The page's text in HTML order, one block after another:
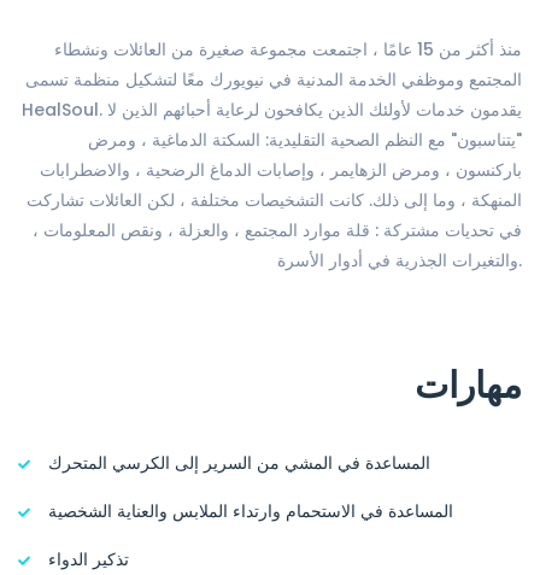
منذ أكثر من 15 عامًا ، اجتمعت مجموعة صغيرة من العائلات ونشطاء
المجتمع وموظفي الخدمة المدنية في نيويورك معًا لتشكيل منظمة تسمى
HealSoul. يقدمون خدمات لأولئك الذين يكافحون لرعاية أحبائهم الذين لا
"يتناسبون" مع النظم الصحية التقليدية: السكتة الدماغية ، ومرض
باركنسون ، ومرض الزهايمر ، وإصابات الدماغ الرضحية ، والاضطرابات
المنهكة ، وما إلى ذلك. كانت التشخيصات مختلفة ، لكن العائلات تشاركت
في تحديات مشتركة : قلة موارد المجتمع ، والعزلة ، ونقص المعلومات ،
والتغيرات الجذرية في أدوار الأسرة.
مهارات
المساعدة في المشي من السرير إلى الكرسي المتحرك
المساعدة في الاستحمام وارتداء الملابس والعناية الشخصية
تذكير الدواء